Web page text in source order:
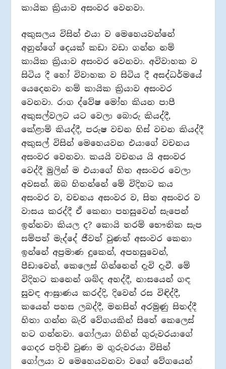
කායික ක්‍රියාව අසංවර වෙනවා.
අකුසලය විසින් එයා ව මෙහෙයවන්නේ
අනුන්ගේ දෙයක් කඩා වඩා ගන්න නම්
කායික ක්‍රියාව අසංවර වෙනවා. අවිවාහක ව
සිටිය දී හෝ විවාහක ව සිටිය දී අසද්ධර්මයේ
යෙදෙනවා නම් කායික ක්‍රියාව අසංවර
වෙනවා. රාග ද්වේෂ මෝහ කියන පාපී
අකුසල්වලට යට වෙලා බොරු කියද්දී,
කේළාම් කියද්දී, පරුෂ වචන හිස් වචන කියද්දී
අකුසල් විසින් මෙහෙයවන එයාගේ වචනය
අසංවර වෙනවා. කයයි වචනය යි අසංවර
වෙද්දී මුලින් ම එයාගේ හිත අසංවර වෙලා
අවසන්. ඔබ හිතන්නේ මේ විදිහට කය
අසංවර ව, වචනය අසංවර ව, සිත අසංවර ව
වාසය කරද්දී ඒ කෙනා පහසුවෙන් සැපෙන්
ඉන්නවා කියල ද? කොයි තරම් භෞතික සැප
සම්පත් මැද්දේ ජීවත් වුණත් අසංවර කෙනා
ඉන්නේ අප්‍රමාණ දුකෙන්, අපහසුවෙන්,
පීඩාවෙන්, කෙලෙස් ගින්නෙන් දැවි දැවී. මේ
විදිහට කනෙන් ශබ්ද අහද්දී, නාසයෙන් ගඳ
සුවඳ ආඝ්‍රාණය කරද්දි, දිවෙන් රස විඳිද්දී,
කයෙන් පහස ලබද්දී, මනසින් අරමුණු සිතද්දී
හිතා ගන්න බැරි වේගයකින් සිතේ කෙලෙස්
හට ගන්නවා. ගෝලයා ගිහින් ගුරුවරයාගේ
ගෙදර පදිංචි වුණා ම ගුරුවරයා විසින්
ගෝලයා ව මෙහෙයවනවා වගේ වේගයෙන්